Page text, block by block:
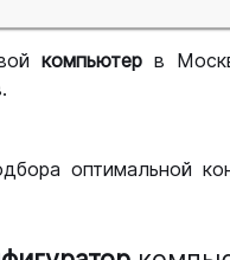
компьютер в
оптимальной